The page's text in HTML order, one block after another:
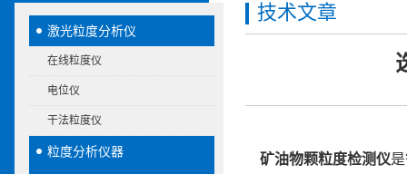
激光粒度分析仪
在线粒度仪
电位仪
干法粒度仪
粒度分析仪器
技术文章
矿油物颗粒度检测仪